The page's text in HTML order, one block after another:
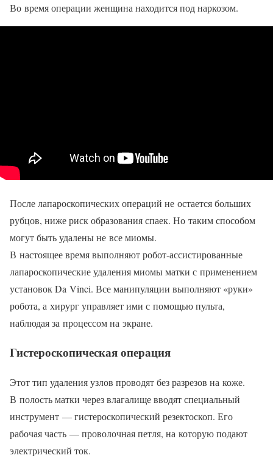
Во время операции женщина находится под наркозом.
После лапароскопических операций не остается больших
рубцов, ниже риск образования спаек. Но таким способом
могут быть удалены не все миомы.
В настоящее время выполняют робот-ассистированные
лапароскопические удаления миомы матки с применением
установок Da Vinci. Все манипуляции выполняют «руки»
робота, а хирург управляет ими с помощью пульта,
наблюдая за процессом на экране.
Гистероскопическая операция
Этот тип удаления узлов проводят без разрезов на коже.
В полость матки через влагалище вводят специальный
инструмент — гистероскопический резектоскоп. Его
рабочая часть — проволочная петля, на которую подают
электрический ток.